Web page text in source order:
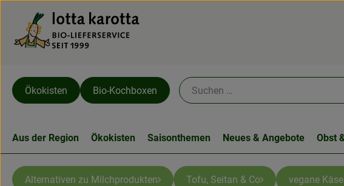
Ökokisten Bio-Kochboxen
Aus der Region Ökokisten Saisonthemen Neues & Angebote Obst
Alternativen zu Milchprodukten Tofu, Seitan & Co vegane